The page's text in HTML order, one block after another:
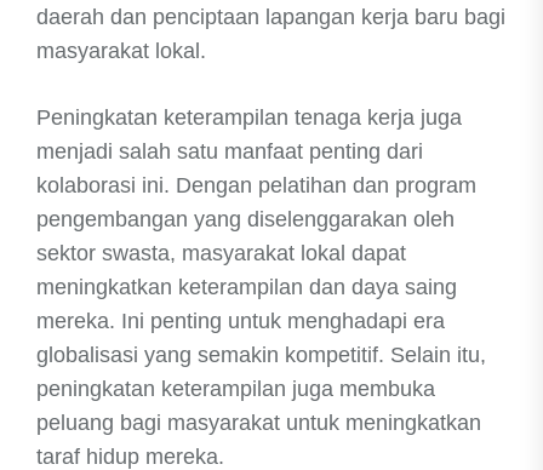
daerah dan penciptaan lapangan kerja baru bagi
masyarakat lokal.
Peningkatan keterampilan tenaga kerja juga
menjadi salah satu manfaat penting dari
kolaborasi ini. Dengan pelatihan dan program
pengembangan yang diselenggarakan oleh
sektor swasta, masyarakat lokal dapat
meningkatkan keterampilan dan daya saing
mereka. Ini penting untuk menghadapi era
globalisasi yang semakin kompetitif. Selain itu,
peningkatan keterampilan juga membuka
peluang bagi masyarakat untuk meningkatkan
taraf hidup mereka.